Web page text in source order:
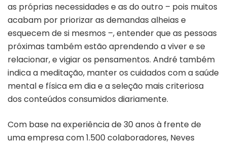
as próprias necessidades e as do outro – pois muitos
acabam por priorizar as demandas alheias e
esquecem de si mesmos –, entender que as pessoas
próximas também estão aprendendo a viver e se
relacionar, e vigiar os pensamentos. André também
indica a meditação, manter os cuidados com a saúde
mental e física em dia e a seleção mais criteriosa
dos conteúdos consumidos diariamente.
Com base na experiência de 30 anos à frente de
uma empresa com 1.500 colaboradores, Neves